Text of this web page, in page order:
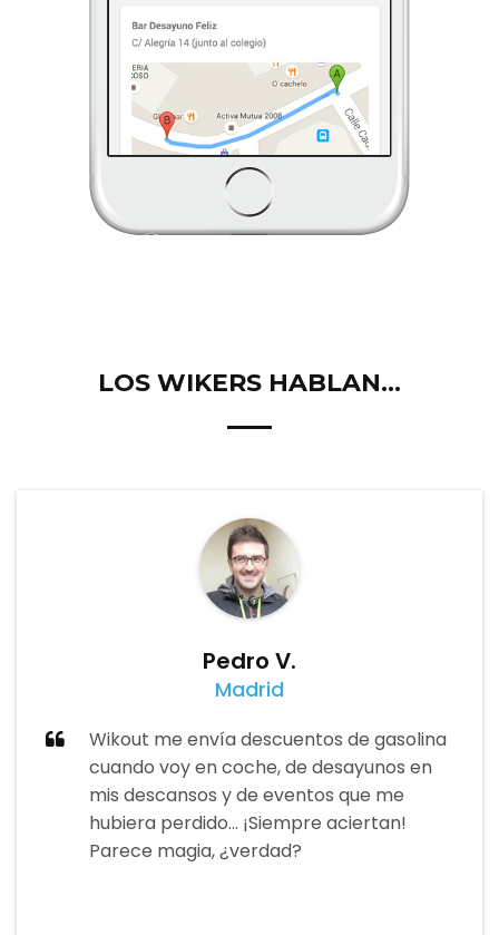
LOS WIKERS HABLAN...
Pedro V.
Madrid
Wikout me envía descuentos de gasolina
cuando voy en coche, de desayunos en
mis descansos y de eventos que me
hubiera perdido... ¡Siempre aciertan!
Parece magia, ¿verdad?